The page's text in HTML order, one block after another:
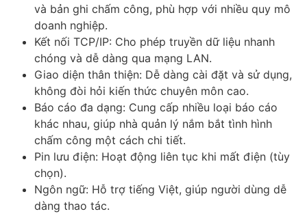
và bản ghi chấm công, phù hợp với nhiều quy mô
doanh nghiệp.
Kết nối TCP/IP: Cho phép truyền dữ liệu nhanh
chóng và dễ dàng qua mạng LAN.
Giao diện thân thiện: Dễ dàng cài đặt và sử dụng,
không đòi hỏi kiến thức chuyên môn cao.
Báo cáo đa dạng: Cung cấp nhiều loại báo cáo
khác nhau, giúp nhà quản lý nắm bắt tình hình
chấm công một cách chi tiết.
Pin lưu điện: Hoạt động liên tục khi mất điện (tùy
chọn).
Ngôn ngữ: Hỗ trợ tiếng Việt, giúp người dùng dễ
dàng thao tác.